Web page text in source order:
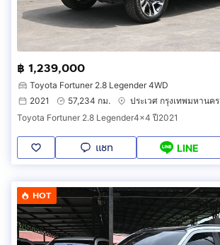
฿ 1,239,000
Toyota Fortuner 2.8 Legender 4WD
2021
57,234 กม.
ประเวศ กรุงเทพมหานคร
Toyota Fortuner 2.8 Legender4x4 ปี2021
แชท LINE
HOT